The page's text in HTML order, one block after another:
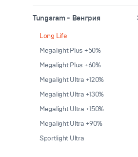
Tungsram - Венгрия
Long Life
Megalight Plus +50%
Megalight Plus +60%
Megalight Ultra +120%
Megalight Ultra +130%
Megalight Ultra +150%
Megalight Ultra +90%
Sportlight Ultra